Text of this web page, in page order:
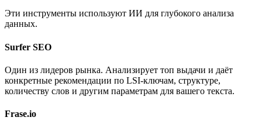
Эти инструменты используют ИИ для глубокого анализа
данных.
Surfer SEO
Один из лидеров рынка. Анализирует топ выдачи и даёт
конкретные рекомендации по LSI-ключам, структуре,
количеству слов и другим параметрам для вашего текста.
Frase.io